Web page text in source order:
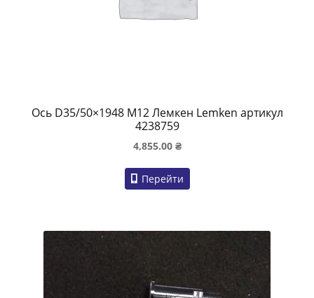
Ось D35/50×1948 M12 Лемкен Lemken артикул
4238759
4,855.00 ₴
Перейти